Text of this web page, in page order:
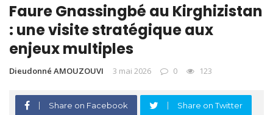
Faure Gnassingbé au Kirghizistan
: une visite stratégique aux
enjeux multiples
Dieudonné AMOUZOUVI 3 mai 2026 0 123
Share on Facebook Share on Twitter